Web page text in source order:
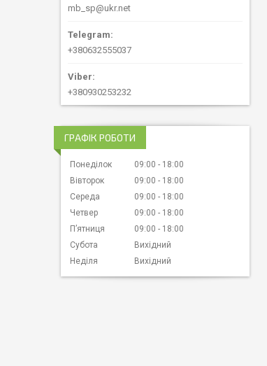
mb_sp@ukr.net
+380632555037
+380930253232
ГРАФІК РОБОТИ
Понеділок 09:00
18:00
Вівторок
09:00
18:00
Середа
09:00
18:00
Четвер
09:00
18:00
Пʼятниця
09:00
18:00
Субота
Вихідний
Неділя
Вихідний